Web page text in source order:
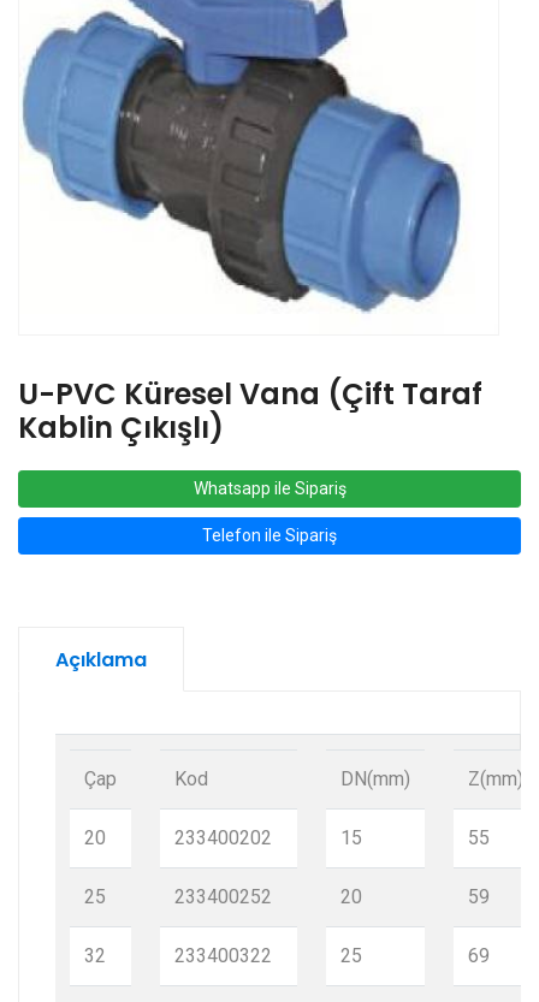
U-PVC Küresel Vana (Çift Taraf
Kablin Çıkışlı)
Whatsapp ile Sipariş
Telefon ile Sipariş
Açıklama
Çap
20
25
32
Kod
233400202
233400252
233400322
DN(mm)
15
20
25
Z(mm)
55
59
69